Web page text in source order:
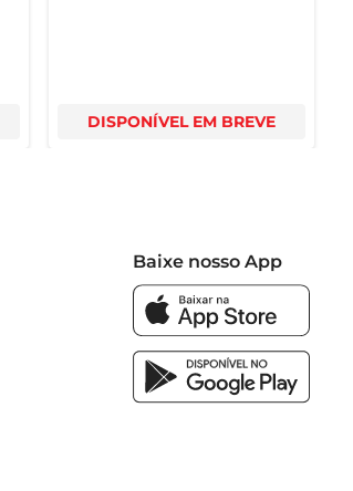
DISPONÍVEL EM BREVE
Baixe nosso App